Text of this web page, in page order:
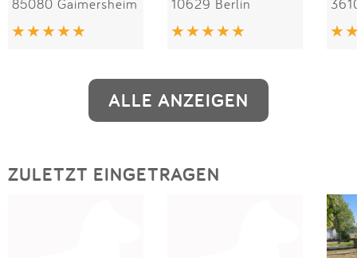
85080 Gaimersheim 10629 Berlin
ALLE ANZEIGEN
ZULETZT EINGETRAGEN